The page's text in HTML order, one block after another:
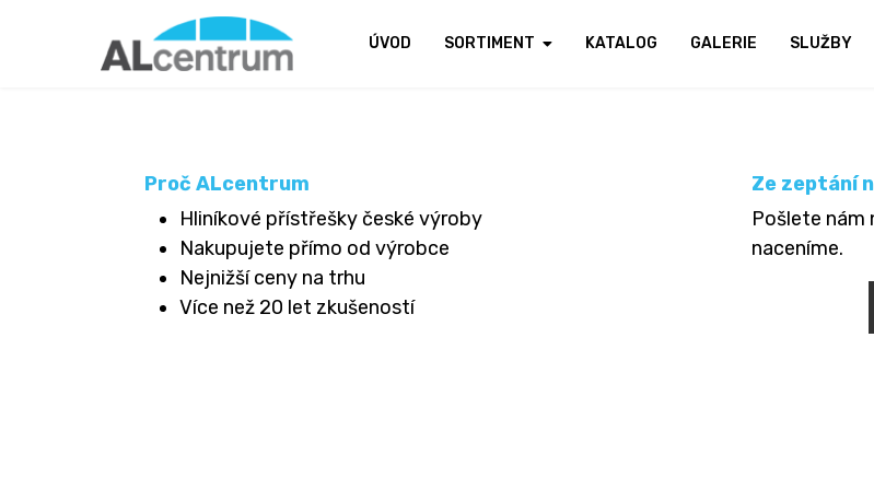
ÚVOD SORTIMENT KATALOG GALERIE SLUŽBY
Proč ALcentrum
Hliníkové přístřešky české výroby
Nakupujete přímo od výrobce
Nejnižší ceny na trhu
Více než 20 let zkušeností
Ze zeptání
Pošlete nám
naceníme.